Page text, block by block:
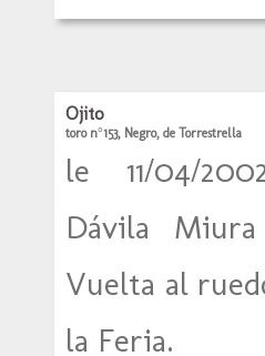
Ojito
toro n°153, Negro, de Torrestrella
le 11/04/
Dávila
Vuelta al
la Feria.